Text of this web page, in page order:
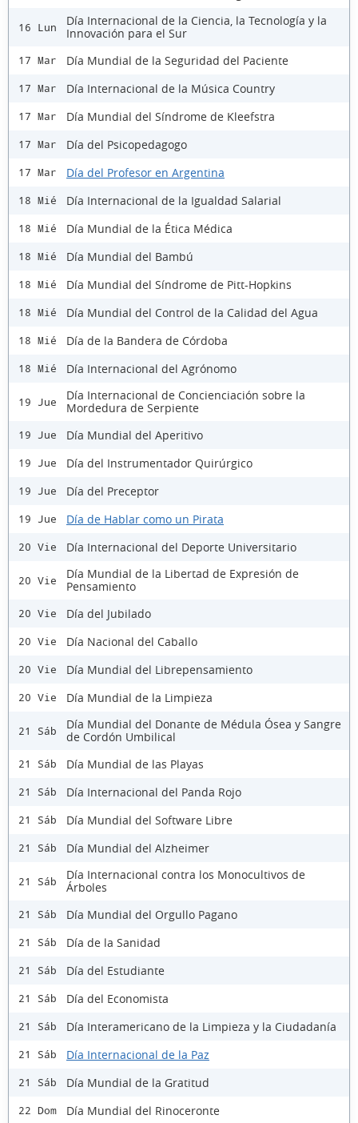
16 Lun
Día Internacional de la Ciencia, la Tecnología y la
Innovación para el Sur
17 Mar Día Mundial de la Seguridad del Paciente
17 Mar Día Internacional de la Música Country
17 Mar Día Mundial del Síndrome de Kleefstra
17 Mar Día del Psicopedagogo
17 Mar Día del Profesor en Argentina
18 Mié Día Internacional de la Igualdad Salarial
18 Mié Día Mundial de la Ética Médica
18 Mié Día Mundial del Bambú
18 Mié Día Mundial del Síndrome de Pitt-Hopkins
18 Mié Día Mundial del Control de la Calidad del Agua
18 Mié Día de la Bandera de Córdoba
18 Mié Día Internacional del Agrónomo
19 Jue
Día Internacional de Concienciación sobre la
Mordedura de Serpiente
19 Jue Día Mundial del Aperitivo
19 Jue Día del Instrumentador Quirúrgico
19 Jue Día del Preceptor
19 Jue Día de Hablar como un Pirata
20 Vie Día Internacional del Deporte Universitario
20 Vie
Día Mundial de la Libertad de Expresión de
Pensamiento
20 Vie Día del Jubilado
20 Vie Día Nacional del Caballo
20 Vie Día Mundial del Librepensamiento
20 Vie Día Mundial de la Limpieza
21 Sáb
Día Mundial del Donante de Médula Ósea y Sangre
de Cordón Umbilical
21 Sáb Día Mundial de las Playas
21 Sáb Día Internacional del Panda Rojo
21 Sáb Día Mundial del Software Libre
21 Sáb Día Mundial del Alzheimer
21 Sáb
Día Internacional contra los Monocultivos de
Árboles
21 Sáb Día Mundial del Orgullo Pagano
21 Sáb Día de la Sanidad
21 Sáb Día del Estudiante
21 Sáb Día del Economista
21 Sáb Día Interamericano de la Limpieza y la Ciudadanía
21 Sáb Día Internacional de la Paz
21 Sáb Día Mundial de la Gratitud
22 Dom Día Mundial del Rinoceronte